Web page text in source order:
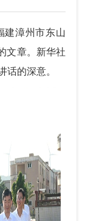
漳州市东山
文章。新华社
话的深意。